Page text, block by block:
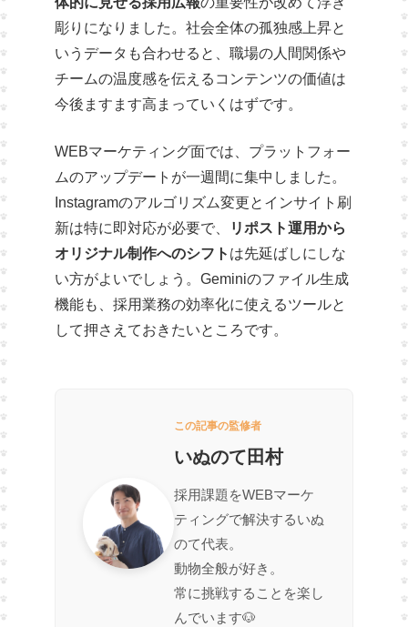
彫りになりました。社会全体の孤独感上昇と
いうデータも合わせると、職場の人間関係や
チームの温度感を伝えるコンテンツの価値は
今後ますます高まっていくはずです。
WEBマーケティング面では、プラットフォー
ムのアップデートが一週間に集中しました。
Instagramのアルゴリズム変更とインサイト刷
新は特に即対応が必要で、
リポスト運用から
オリジナル制作へのシフト は先延ばしにしな
い方がよいでしょう。Geminiのファイル生成
機能も、採用業務の効率化に使えるツールと
して押さえておきたいところです。
この記事の監修者
いぬのて田村
採用課題をWEBマーケ
ティングで解決するいぬ
のて代表。
動物全般が好き。
常に挑戦することを楽し
んでいます🐶